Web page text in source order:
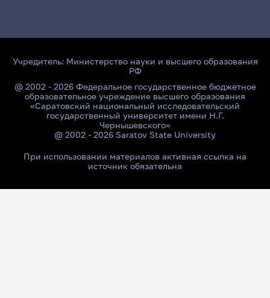
Учредитель: Министерство науки и высшего образования
РФ
@ 2002 - 2026 Федеральное государственное бюджетное
образовательное учреждение высшего образования
«Саратовский национальный исследовательский
государственный университет имени Н.Г.
Чернышевского»
@ 2002 - 2026 Saratov State University
При использовании материалов активная ссылка на
источник обязательна